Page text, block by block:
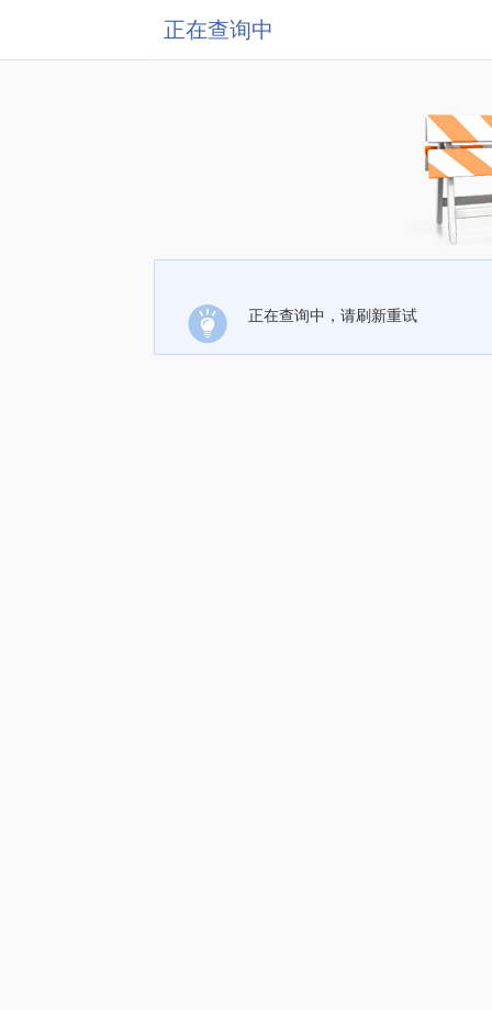
正在查询中
正在查询中，请刷新重试